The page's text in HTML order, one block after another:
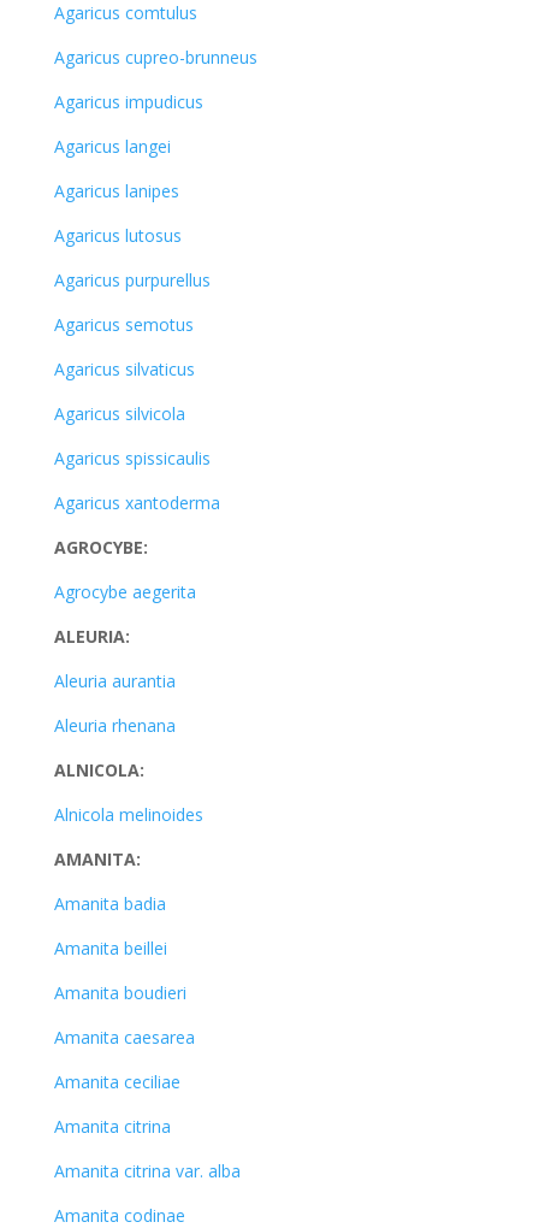
Agaricus comtulus
Agaricus cupreo-brunneus
Agaricus impudicus
Agaricus langei
Agaricus lanipes
Agaricus lutosus
Agaricus purpurellus
Agaricus semotus
Agaricus silvaticus
Agaricus silvicola
Agaricus spissicaulis
Agaricus xantoderma
AGROCYBE:
Agrocybe aegerita
ALEURIA:
Aleuria aurantia
Aleuria rhenana
ALNICOLA:
Alnicola melinoides
AMANITA:
Amanita badia
Amanita beillei
Amanita boudieri
Amanita caesarea
Amanita ceciliae
Amanita citrina
Amanita citrina var. alba
Amanita codinae